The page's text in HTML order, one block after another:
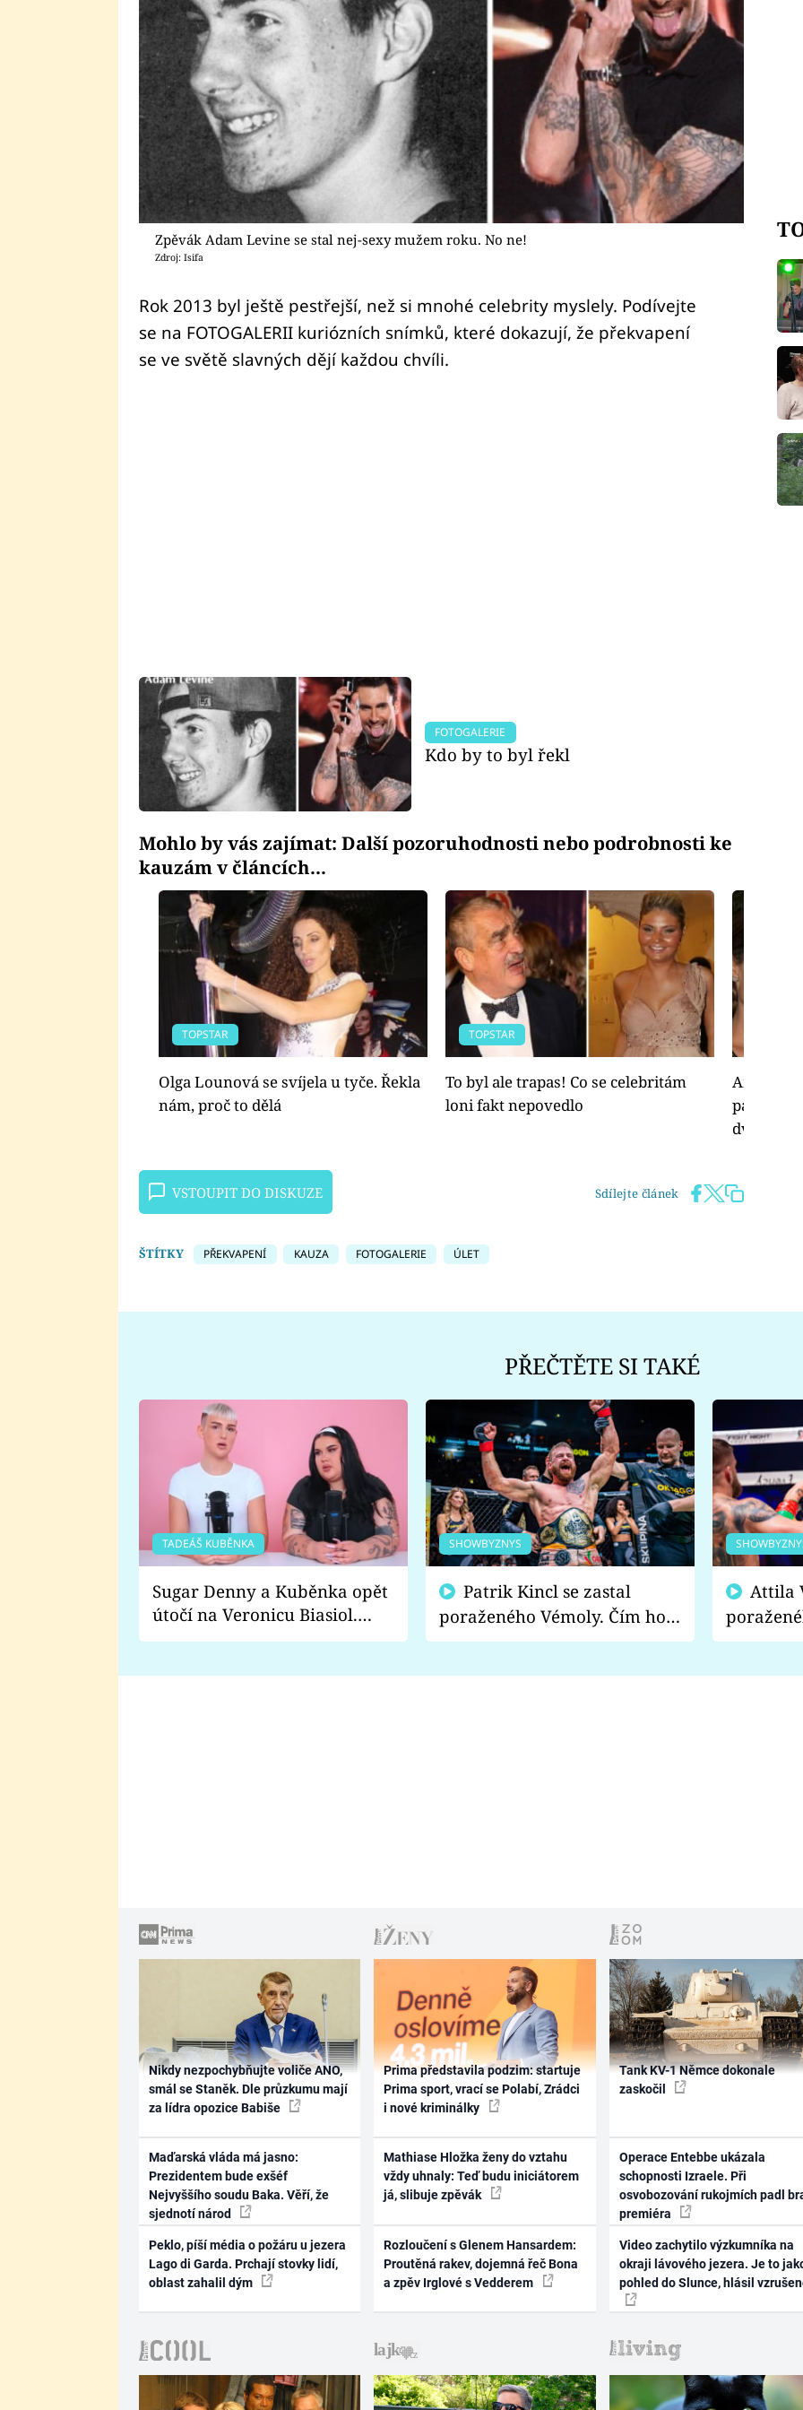
Zpěvák Adam Levine se stal nej-sexy mužem roku. No ne!
Zdroj: Isifa
Rok 2013 byl ještě pestřejší, než si mnohé celebrity myslely. Podívejte
se na FOTOGALERII kuriózních snímků, které dokazují, že překvapení
se ve světě slavných dějí každou chvíli.
FOTOGALERIE
Kdo by to byl řekl
Mohlo by vás zajímat: Další pozoruhodnosti nebo podrobnosti ke
kauzám v článcích...
TOPSTAR
Olga Lounová se svíjela u tyče. Řekla
nám, proč to dělá
TOPSTAR
To byl ale trapas! Co se celebritám
loni fakt nepovedlo
Angelina
dvacet
VSTOUPIT DO DISKUZE Sdílejte článek
ŠTÍTKY PŘEKVAPENÍ KAUZA FOTOGALERIE ÚLET
PŘEČTĚTE SI TAKÉ
TADEÁŠ KUBĚNKA
Sugar Denny a Kuběnka opět
útočí na Veronicu Biasiol.
Proč je podle nich falešná a
SHOWBYZNYS
poraženého Vémoly. Čím ho
fanoušci naštvali?
chce
Nikdy nezpochybňujte voliče ANO,
smál se Staněk. Dle průzkumu mají
za lídra opozice Babiše
Maďarská vláda má jasno:
Prezidentem bude exšéf
Nejvyššího soudu Baka. Věří, že
sjednotí národ
Peklo, píší média o požáru u jezera
Lago di Garda. Prchají stovky lidí,
oblast zahalil dým
Prima představila podzim: startuje
Prima sport, vrací se Polabí, Zrádci
i nové kriminálky
Mathiase Hložka ženy do vztahu
vždy uhnaly: Teď budu iniciátorem
já, slibuje zpěvák
Rozloučení s Glenem Hansardem:
Proutěná rakev, dojemná řeč Bona
a zpěv Irglové s Vedderem
Tank KV-1 Němce dokonale
zaskočil
Operace Entebbe ukázala
schopnosti Izraele. Při
osvobozování rukojmích padl
premiéra
Video zachytilo výzkumníka na
okraji lávového jezera. Je to
pohled do Slunce, hlásil